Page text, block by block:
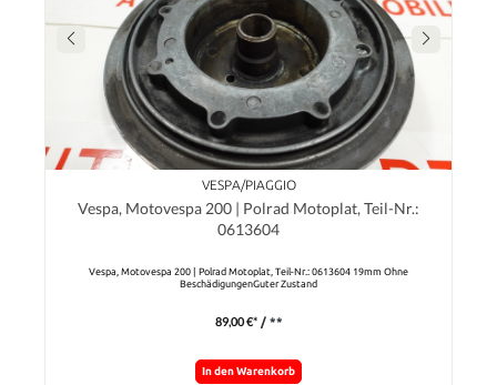
VESPA/PIAGGIO
Vespa, Motovespa 200 | Polrad Motoplat, Teil-Nr.:
0613604
Vespa, Motovespa 200 | Polrad Motoplat, Teil-Nr.: 0613604 19mm Ohne
BeschädigungenGuter Zustand
89,00 €* / **
In den Warenkorb